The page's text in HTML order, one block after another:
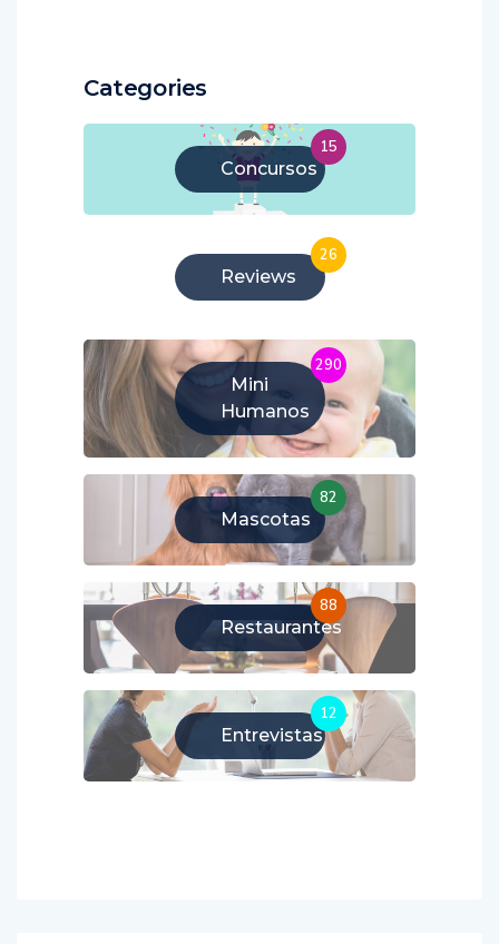
Categories
Concursos
15
Reviews
26
Mini
Humanos
290
Mascotas
82
Restaurantes
88
Entrevistas
12